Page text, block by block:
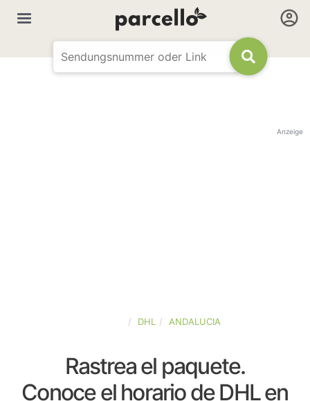
Anzeige
DHL ANDALUCIA
Rastrea el paquete.
Conoce el horario de DHL en